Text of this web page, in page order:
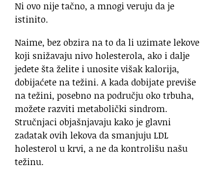
Ni ovo nije tačno, a mnogi veruju da je
istinito.
Naime, bez obzira na to da li uzimate lekove
koji snižavaju nivo holesterola, ako i dalje
jedete šta želite i unosite višak kalorija,
dobijaćete na težini. A kada dobijate previše
na težini, posebno na području oko trbuha,
možete razviti metabolički sindrom.
Stručnjaci objašnjavaju kako je glavni
zadatak ovih lekova da smanjuju LDL
holesterol u krvi, a ne da kontrolišu našu
težinu.